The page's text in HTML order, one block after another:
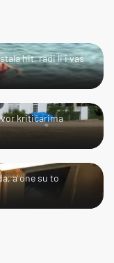
hit, radi li i vaš
kritičarima
a one su to